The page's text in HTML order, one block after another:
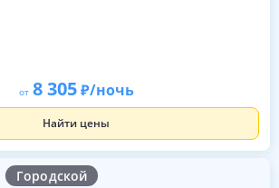
от 8 305 /ночь
Найти цены
Городской